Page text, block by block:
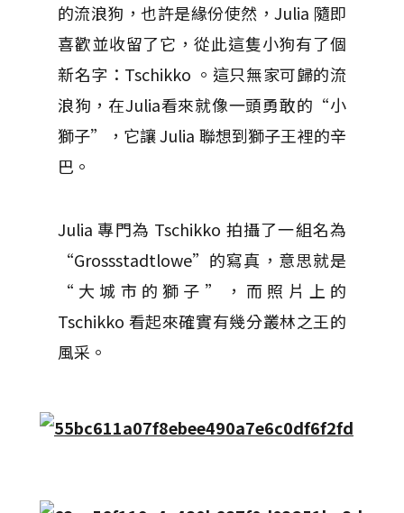
的流浪狗，也許是緣份使然，Julia 隨即
喜歡並收留了它，從此這隻小狗有了個
新名字：Tschikko 。這只無家可歸的流
浪狗，在Julia看來就像一頭勇敢的“小
獅子”，它讓 Julia 聯想到獅子王裡的辛
巴。
Julia 專門為 Tschikko 拍攝了一組名為
“Grossstadtlowe”的寫真，意思就是
“大城市的獅子”，而照片上的
Tschikko 看起來確實有幾分叢林之王的
風采。